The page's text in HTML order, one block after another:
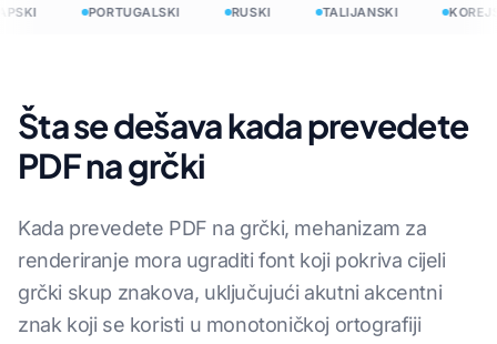
PORTUGALSKI RUSKI TALIJANSKI
Šta se dešava kada prevedete
PDF na grčki
Kada prevedete PDF na grčki, mehanizam za
renderiranje mora ugraditi font koji pokriva cijeli
grčki skup znakova, uključujući akutni akcentni
znak koji se koristi u monotoničkoj ortografiji